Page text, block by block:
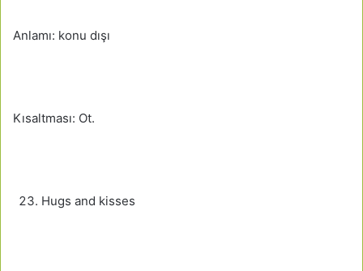
Anlamı: konu dışı
Kısaltması: Ot.
Hugs and kisses